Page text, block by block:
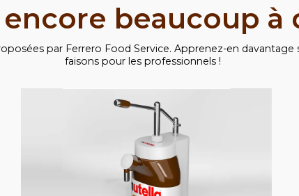
beaucoup à
par Ferrero Food Service. Apprenez-en
faisons pour les professionnels !